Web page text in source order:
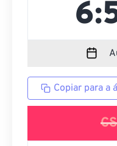
Copiar para a